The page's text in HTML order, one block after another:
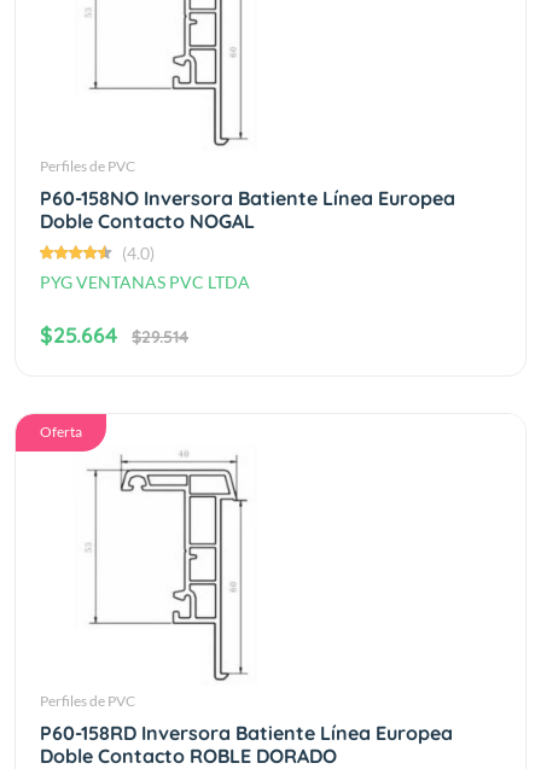
Perfiles de PVC
P60-158NO Inversora Batiente Línea Europea
Doble Contacto NOGAL
(4.0)
PYG VENTANAS PVC LTDA
$25.664 $29.514
Oferta
Perfiles de PVC
P60-158RD Inversora Batiente Línea Europea
Doble Contacto ROBLE DORADO